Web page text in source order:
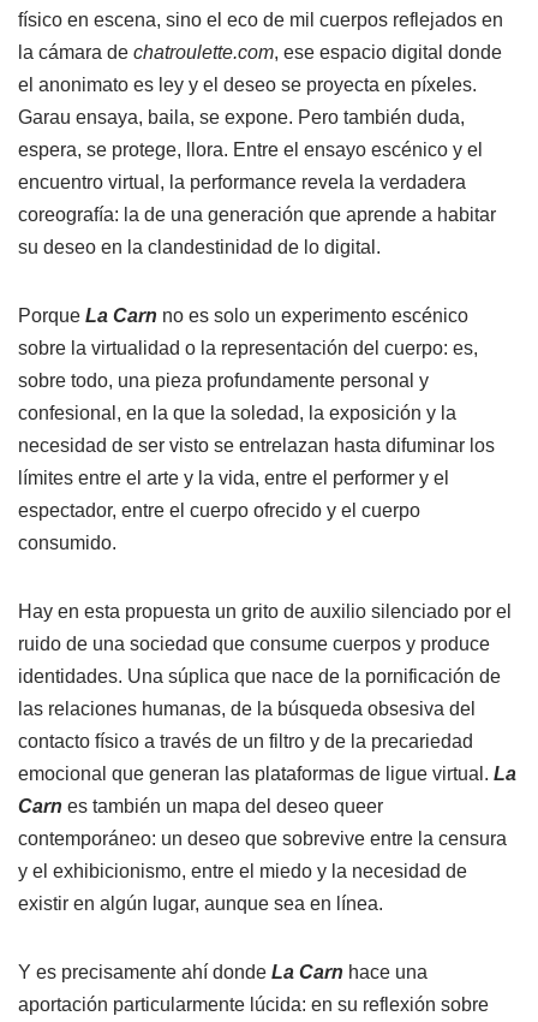
físico en escena, sino el eco de mil cuerpos reflejados en
la cámara de chatroulette.com, ese espacio digital donde
el anonimato es ley y el deseo se proyecta en píxeles.
Garau ensaya, baila, se expone. Pero también duda,
espera, se protege, llora. Entre el ensayo escénico y el
encuentro virtual, la performance revela la verdadera
coreografía: la de una generación que aprende a habitar
su deseo en la clandestinidad de lo digital.
Porque La Carn no es solo un experimento escénico
sobre la virtualidad o la representación del cuerpo: es,
sobre todo, una pieza profundamente personal y
confesional, en la que la soledad, la exposición y la
necesidad de ser visto se entrelazan hasta difuminar los
límites entre el arte y la vida, entre el performer y el
espectador, entre el cuerpo ofrecido y el cuerpo
consumido.
Hay en esta propuesta un grito de auxilio silenciado por el
ruido de una sociedad que consume cuerpos y produce
identidades. Una súplica que nace de la pornificación de
las relaciones humanas, de la búsqueda obsesiva del
contacto físico a través de un filtro y de la precariedad
emocional que generan las plataformas de ligue virtual. La
Carn es también un mapa del deseo queer
contemporáneo: un deseo que sobrevive entre la censura
y el exhibicionismo, entre el miedo y la necesidad de
existir en algún lugar, aunque sea en línea.
Y es precisamente ahí donde La Carn hace una
aportación particularmente lúcida: en su reflexión sobre